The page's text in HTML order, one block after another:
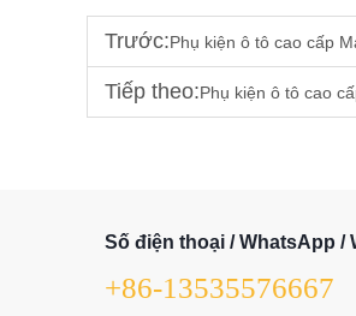
Trước:Phụ kiện ô tô cao cấp
Tiếp theo:Phụ kiện ô tô cao
Số điện thoại / WhatsApp /
+86-13535576667